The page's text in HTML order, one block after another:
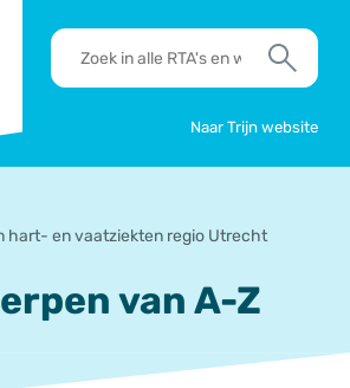
RTA's
en
Zoek
Naar Trijn website
hart- en vaatziekten regio Utrecht
van A-Z